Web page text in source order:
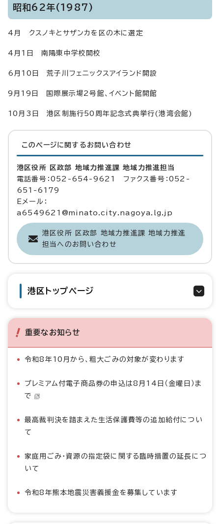
昭和62年(1987)
4月 クスノキとサザンカを区の木に選定
4月1日 南陽東中学校開校
6月10日 荒子川フェニックスアイランド開設
9月19日 国際展示場2号館、イベント館開館
10月3日 港区制施行50周年記念式典挙行(港湾会館)
このページに関する お問い合わせ
港区役所 区政部 地域力推進課 地域力推進担当
電話番号：052-654-9621 ファクス番号：052-
651-6179
Eメール：
a6549621@minato.city.nagoya.lg.jp
港区役所 区政部 地域力推進課 地域力推進
担当へのお問い合わせ
港区トップページ
重要なお知らせ
令和8年10月から、粗大ごみの対象が変わります
プレミアム付電子商品券の申込は8月14日（金曜日）ま
で
最高裁判決を踏まえた生活保護費等の追加給付につい
て
家庭用ごみ・資源の指定袋に関する臨時措置の延長につ
いて
令和8年熊本地震災害義援金を募集しています